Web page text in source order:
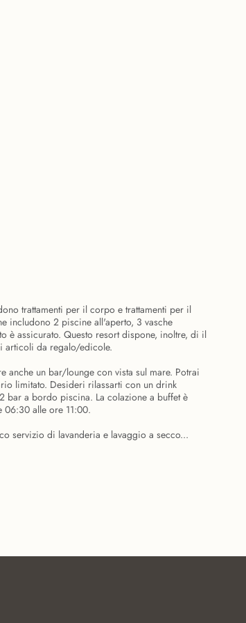
trattamenti per il corpo e trattamenti per il
includono 2 piscine all'aperto, 3 vasche
è assicurato. Questo resort dispone, inoltre, di il
articoli da regalo/edicole.
anche un bar/lounge con vista sul mare. Potrai
limitato. Desideri rilassarti con un drink
bar a bordo piscina. La colazione a buffet è
alle ore 11:00.
servizio di lavanderia e lavaggio a secco...